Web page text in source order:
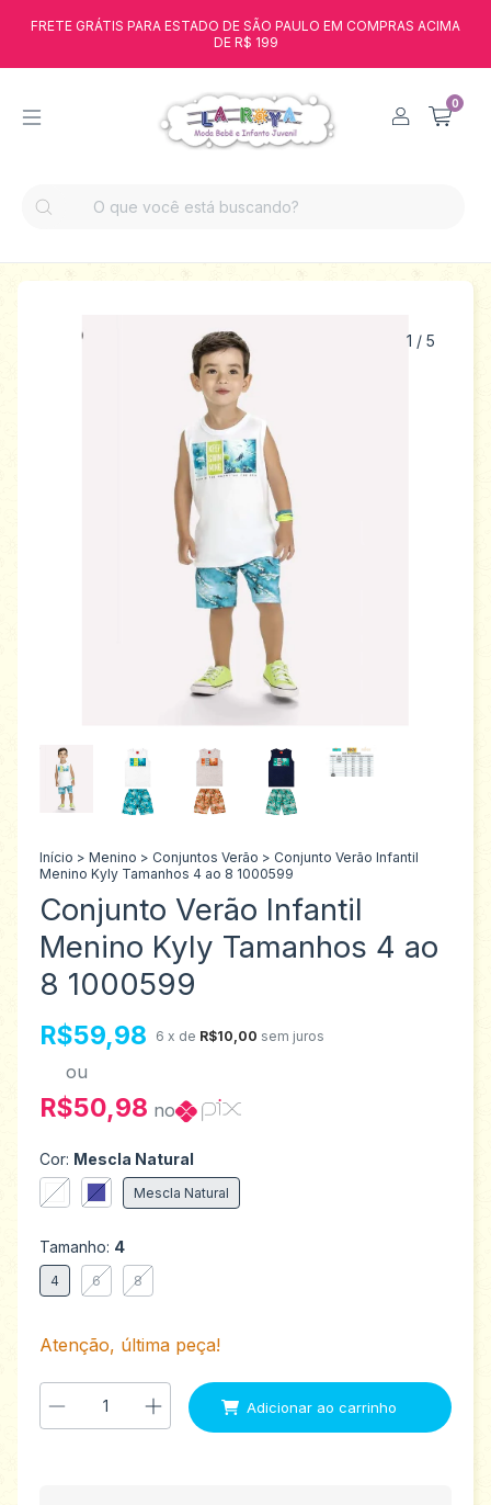
FRETE GRÁTIS PARA ESTADO DE SÃO PAULO EM COMPRAS ACIMA
DE R$ 199
0
1 / 5
Início > Menino > Conjuntos Verão > Conjunto Verão Infantil
Menino Kyly Tamanhos 4 ao 8 1000599
Conjunto Verão Infantil
Menino Kyly Tamanhos 4 ao
8 1000599
R$59,98 6 x de R$10,00 sem juros
ou
R$50,98 no
Cor: Mescla Natural
Mescla Natural
Tamanho: 4
4 6 8
Atenção, última peça!